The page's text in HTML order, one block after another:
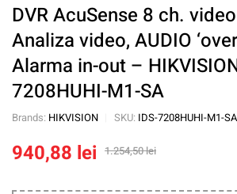
DVR AcuSense 8 ch.
Analiza video, AUDIO
Alarma in-out –
7208HUHI-M1-SA
Brands: HIKVISION SKU: IDS-7208HUHI-M1-SA
1.254,50lei
940,88 lei